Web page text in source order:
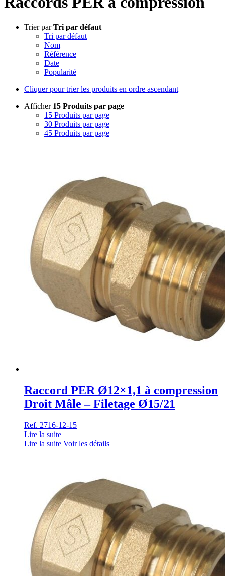
Trier parTri par défaut
Tri par défaut
Nom
Référence
Date
Popularité
Cliquer pour trier les produits en ordre ascendant
Afficher 15 Produits par page
15 Produits par page
30 Produits par page
45 Produits par page
Raccord PER Ø12×1,1 à compression
Droit Mâle – Filetage Ø15/21
Ref. 2716-12-15
Lire la suite
Lire la suite Voir les détails